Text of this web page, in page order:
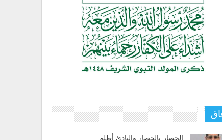
الحصار بالحصار والبادئ أظلم